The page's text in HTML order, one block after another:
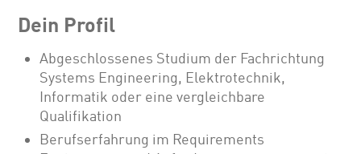
Dein Profil
Abgeschlossenes Studium der Fachrichtung
Systems Engineering, Elektrotechnik,
Informatik oder eine vergleichbare
Qualifikation
Berufserfahrung im Requirements